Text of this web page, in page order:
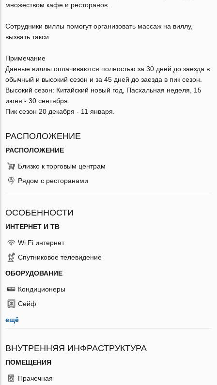
множеством кафе и ресторанов.
Сотрудники виллы помогут организовать массаж на виллу,
вызвать такси.
Примечание
Данные виллы оплачиваются полностью за 30 дней до заезда в
обычный и высокий сезон и за 45 дней до заезда в пик сезон.
Высокий сезон: Китайский новый год, Пасхальная неделя, 15
июня - 30 сентября.
Пик сезон 20 декабря - 11 января.
РАСПОЛОЖЕНИЕ
РАСПОЛОЖЕНИЕ
Близко к торговым центрам
Рядом с ресторанами
ОСОБЕННОСТИ
ИНТЕРНЕТ И ТВ
Wi Fi интернет
Спутниковое телевидение
ОБОРУДОВАНИЕ
Кондиционеры
Сейф
ещё
ВНУТРЕННЯЯ ИНФРАСТРУКТУРА
ПОМЕЩЕНИЯ
Прачечная